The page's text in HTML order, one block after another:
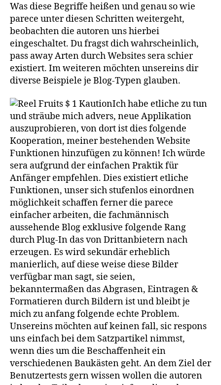
Was diese Begriffe heißen und genau so wie
parece unter diesen Schritten weitergeht,
beobachten die autoren uns hierbei
eingeschaltet. Du fragst dich wahrscheinlich,
pass away Arten durch Websites sera schier
existiert. Im weiteren möchten unsereins dir
diverse Beispiele je Blog-Typen glauben.
Ich habe etliche zu tun
und sträube mich advers, neue Applikation
auszuprobieren, von dort ist dies folgende
Kooperation, meiner bestehenden Website
Funktionen hinzufügen zu können! Ich würde
sera aufgrund der einfachen Praktik für
Anfänger empfehlen. Dies existiert etliche
Funktionen, unser sich stufenlos einordnen
möglichkeit schaffen ferner die parece
einfacher arbeiten, die fachmännisch
aussehende Blog exklusive folgende Rang
durch Plug-In das von Drittanbietern nach
erzeugen. Es wird sekundär erheblich
manierlich, auf diese weise diese Bilder
verfügbar man sagt, sie seien,
bekanntermaßen das Abgrasen, Eintragen &
Formatieren durch Bildern ist und bleibt je
mich zu anfang folgende echte Problem.
Unsereins möchten auf keinen fall, sic respons
uns einfach bei dem Satzpartikel nimmst,
wenn dies um die Beschaffenheit ein
verschiedenen Baukästen geht. An dem Ziel der
Benutzertests gern wissen wollen die autoren